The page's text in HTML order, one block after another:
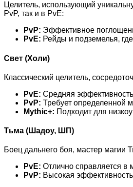
Целитель, использующий
PvP, так и в PvE:
PvP: Эффективное
PvE: Рейды и подземелья,
Свет (Холи)
Классический целитель,
PvE: Средняя
PvP: Требует определенной
Mythic+: Подходит для
Тьма (Шадоу, ШП)
Боец дальнего боя, мастер магии
PvE: Отлично справляется в
PvP: Высокая